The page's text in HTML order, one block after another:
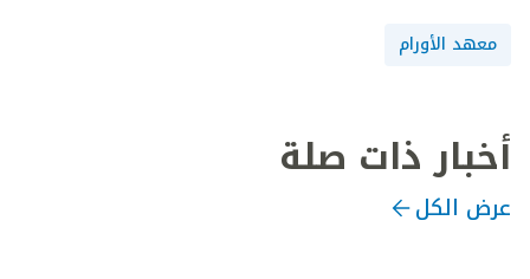
معهد الأورام
أخبار ذات صلة
عرض الكل